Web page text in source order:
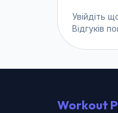
Увійдіть
Відгуків
Workout